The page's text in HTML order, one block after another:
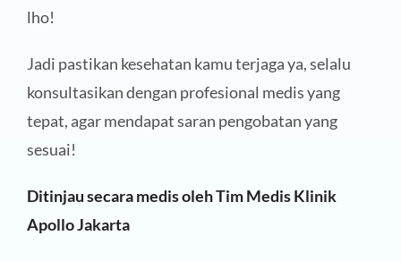
lho!
Jadi pastikan kesehatan kamu terjaga ya, selalu
konsultasikan dengan profesional medis yang
tepat, agar mendapat saran pengobatan yang
sesuai!
Ditinjau secara medis oleh Tim Medis Klinik
Apollo Jakarta